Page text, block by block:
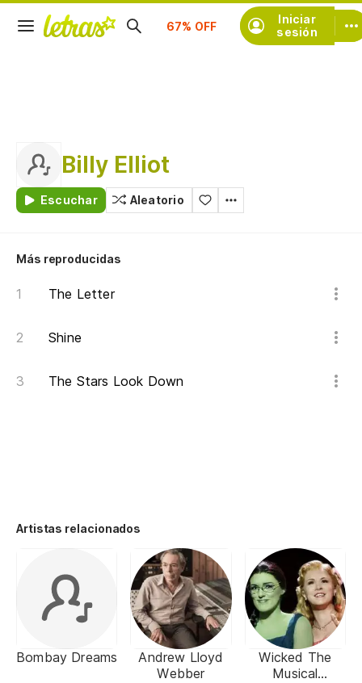
Iniciar
sesión
Suscríbete
Billy Elliot
Escuchar Aleatorio
Más reproducidas
The Letter
Shine
The Stars Look Down
Artistas relacionados
Bombay Dreams
Andrew Lloyd
Webber
Wicked The
Musical